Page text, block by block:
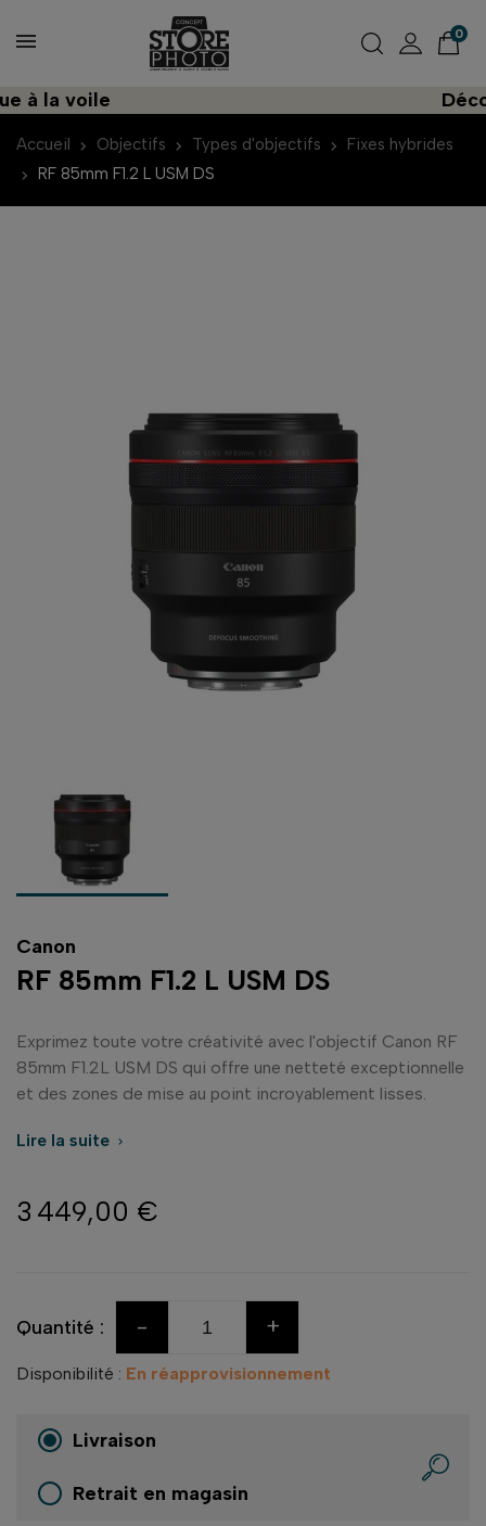
0
voile
Accueil Objectifs Types d'objectifs
Fixes hybrides
RF 85mm F1.2 L USM DS
Canon
RF 85mm F1.2 L USM DS
Exprimez toute votre créativité avec l'objectif Canon RF
85mm F1.2L USM DS qui offre une netteté exceptionnelle
et des zones de mise au point incroyablement lisses.
Lire la suite 
3 449,00 €
Quantité : - +
Disponibilité : En réapprovisionnement
Livraison
Retrait en magasin